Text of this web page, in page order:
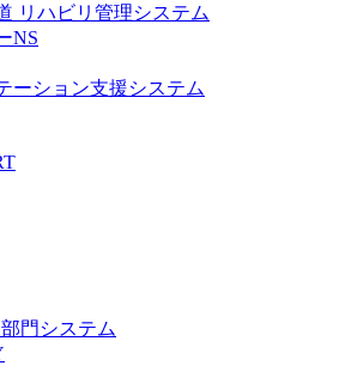
リハビリ管理システム
NS
ーション支援システム
門システム